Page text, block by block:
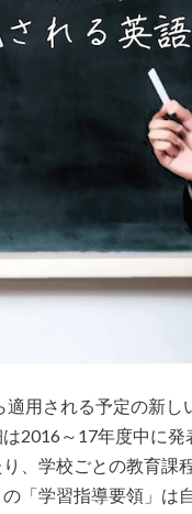
用される予定の新し
2016～17年度中に
、学校ごとの教育課
「学習指導要領」は